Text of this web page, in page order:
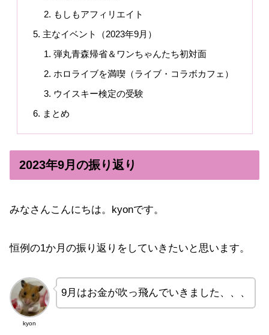
もしもアフィリエイト
主なイベント（2023年9月）
弾丸青森帰省＆ワンちゃんたち初対面
ホロライブを満喫（ライブ・コラボカフェ）
ウイスキー検定の受験
まとめ
2023年9月の振り返り
みなさんこんにちは。kyonです。
恒例の1か月の振り返りをしていきたいと思います。
kyon
9月はお金が吹っ飛んでいきました、、、